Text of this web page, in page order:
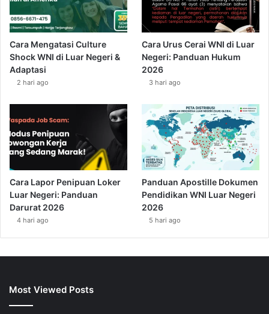
Cara Mengatasi Culture
Shock WNI di Luar Negeri &
Adaptasi
2 hari ago
Cara Urus Cerai WNI di Luar
Negeri: Panduan Hukum
2026
3 hari ago
Cara Lapor Penipuan Loker
Luar Negeri: Panduan
Darurat 2026
4 hari ago
Panduan Apostille Dokumen
Pendidikan WNI Luar Negeri
2026
5 hari ago
Most Viewed Posts